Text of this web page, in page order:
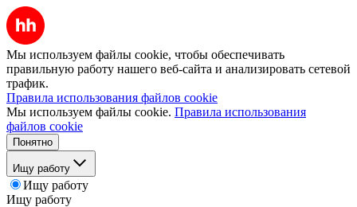
Мы используем файлы cookie, чтобы обеспечивать
правильную работу нашего веб-сайта и анализировать сетевой
трафик.
Правила использования файлов cookie
Мы используем файлы cookie. Правила использования
файлов cookie
Понятно
Ищу работу
Ищу работу
Ищу работу